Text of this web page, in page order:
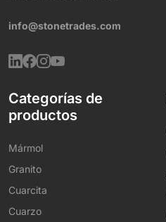
info@stonetrades.com
Categorías de
productos
Mármol
Granito
Cuarcita
Cuarzo